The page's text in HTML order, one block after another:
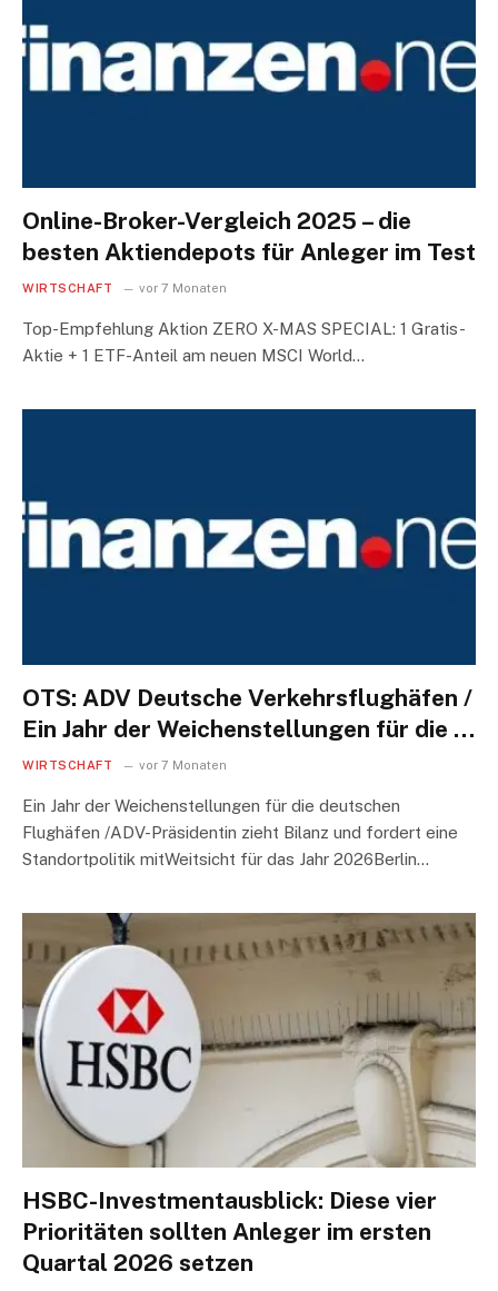
Online-Broker-Vergleich 2025 – die
besten Aktiendepots für Anleger im Test
WIRTSCHAFT vor 7 Monaten
Top-Empfehlung Aktion ZERO X-MAS SPECIAL: 1 Gratis-
Aktie + 1 ETF-Anteil am neuen MSCI World…
OTS: ADV Deutsche Verkehrsflughäfen /
Ein Jahr der Weichenstellungen für die …
WIRTSCHAFT vor 7 Monaten
Ein Jahr der Weichenstellungen für die deutschen
Flughäfen /ADV-Präsidentin zieht Bilanz und fordert eine
Standortpolitik mitWeitsicht für das Jahr 2026Berlin…
HSBC-Investmentausblick: Diese vier
Prioritäten sollten Anleger im ersten
Quartal 2026 setzen